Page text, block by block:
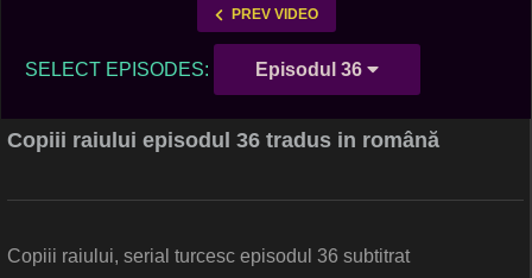
PREV VIDEO
SELECT EPISODES: Episodul 36
Copiii raiului episodul 36 tradus in română
Copiii raiului, serial turcesc episodul 36 subtitrat